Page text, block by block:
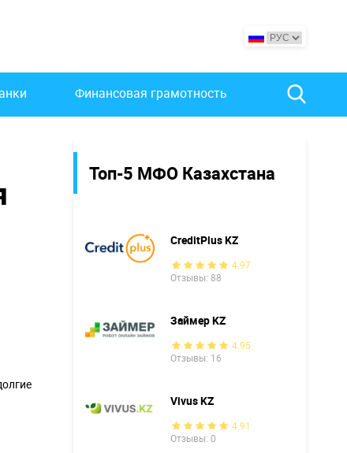
Финансовая грамотность
Топ-5 МФО Казахстана
CreditPlus KZ
4.97
Отзывы: 88
Займер KZ
4.95
Отзывы: 16
Vivus KZ
4.91
Отзывы: 0